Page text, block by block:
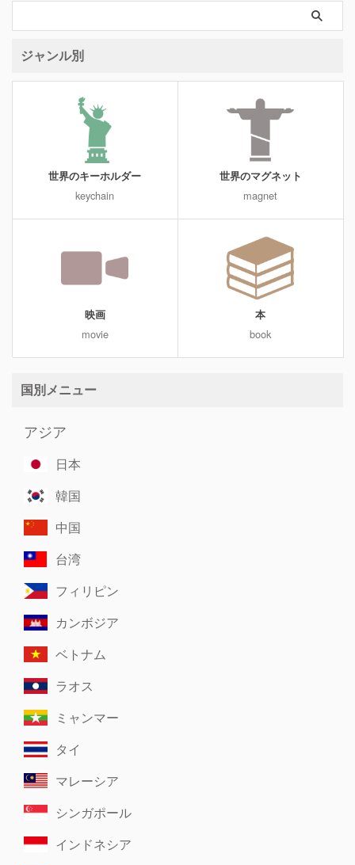
ジャンル別
世界のキーホルダー
keychain
世界のマグネット
magnet
映画
movie
本
book
国別メニュー
アジア
日本
韓国
中国
台湾
フィリピン
カンボジア
ベトナム
ラオス
ミャンマー
タイ
マレーシア
シンガポール
インドネシア